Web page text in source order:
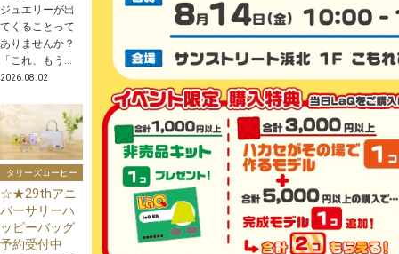
ジュエリーが出
てくることって
ありませんか？
「これ、もう...
2026.08.02
タリーズコーヒー
☆★29thアニ
バーサリーハ
ッピーバッグ
予約受付中